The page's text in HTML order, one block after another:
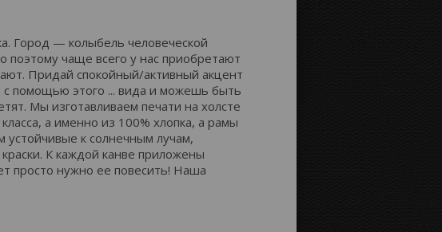
Картинка на сторонах канвы:
Город — колыбель человеческой
поэтому чаще всего у нас приобретают
Придай спокойный/активный акцент
с помощью этого ... вида и можешь быть
Мы изготавливаем печати на холсте
а именно из 100% хлопка, а рамы
устойчивые к солнечным лучам,
К каждой канве приложены
просто нужно ее повесить! Наша